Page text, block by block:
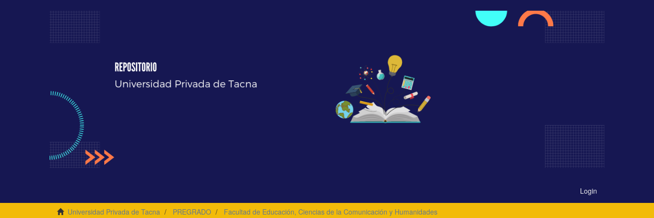
Login
Universidad Privada de Tacna PREGRADO
Facultad de Educación, Ciencias de la Comunicación y Humanidades